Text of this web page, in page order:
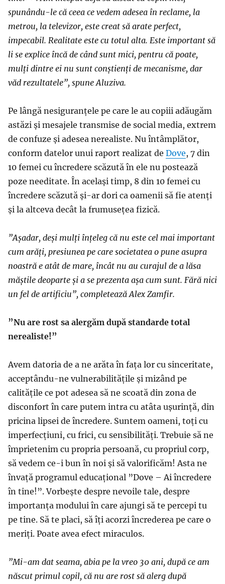
spunându-le că ceea ce vedem adesea în reclame, la
metrou, la televizor, este creat să arate perfect,
impecabil. Realitate este cu totul alta. Este important să
li se explice încă de când sunt mici, pentru că poate,
mulți dintre ei nu sunt conștienți de mecanisme, dar
văd rezultatele”, spune Aluziva.
Pe lângă nesiguranțele pe care le au copiii adăugăm
astăzi și mesajele transmise de social media, extrem
de confuze și adesea nerealiste. Nu întâmplător,
conform datelor unui raport realizat de Dove, 7 din
10 femei cu încredere scăzută în ele nu postează
poze needitate. În același timp, 8 din 10 femei cu
încredere scăzută și-ar dori ca oamenii să fie atenți
și la altceva decât la frumusețea fizică.
”Așadar, deși mulți înțeleg că nu este cel mai important
cum arăți, presiunea pe care societatea o pune asupra
noastră e atât de mare, încât nu au curajul de a lăsa
măștile deoparte și a se prezenta așa cum sunt. Fără nici
un fel de artificiu”, completează Alex Zamfir.
”Nu are rost sa alergăm după standarde total
nerealiste!”
Avem datoria de a ne arăta în fața lor cu sinceritate,
acceptându-ne vulnerabilitățile și mizând pe
calitățile ce pot adesea să ne scoată din zona de
disconfort în care putem intra cu atâta ușurință, din
pricina lipsei de încredere. Suntem oameni, toți cu
imperfecțiuni, cu frici, cu sensibilități. Trebuie să ne
împrietenim cu propria persoană, cu propriul corp,
să vedem ce-i bun în noi și să valorificăm! Asta ne
învață programul educațional ”Dove – Ai încredere
în tine!”. Vorbește despre nevoile tale, despre
importanța modului în care ajungi să te percepi tu
pe tine. Să te placi, să îți acorzi încrederea pe care o
meriți. Poate avea efect miraculos.
”Mi-am dat seama, abia pe la vreo 30 ani, după ce am
născut primul copil, că nu are rost să alerg după